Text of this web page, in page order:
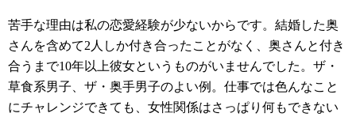
苦手な理由は私の恋愛経験が少ないからです。結婚した奥
さんを含めて2人しか付き合ったことがなく、奥さんと付き
合うまで10年以上彼女というものがいませんでした。ザ・
草食系男子、ザ・奥手男子のよい例。仕事では色んなこと
にチャレンジできても、女性関係はさっぱり何もできない